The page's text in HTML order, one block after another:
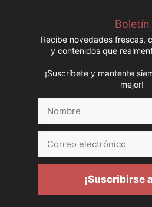
Boletín
Recibe novedades frescas,
y contenidos que
¡Suscríbete y mantente
mejor!
electrónico
¡Suscribirse